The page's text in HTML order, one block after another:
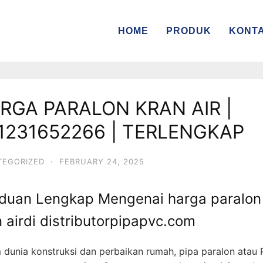
HOME PRODUK
PARALON KRAN AIR |
| TERLENGKAP
· FEBRUARY 24, 2025
Lengkap Mengenai harga paralon
airdi distributorpipapvc.com
dunia konstruksi dan perbaikan rumah, pipa paralon atau